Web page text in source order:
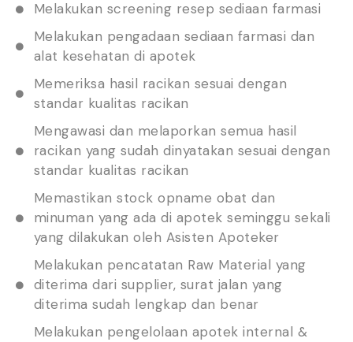
Melakukan screening resep sediaan farmasi
Melakukan pengadaan sediaan farmasi dan
alat kesehatan di apotek
Memeriksa hasil racikan sesuai dengan
standar kualitas racikan
Mengawasi dan melaporkan semua hasil
racikan yang sudah dinyatakan sesuai dengan
standar kualitas racikan
Memastikan stock opname obat dan
minuman yang ada di apotek seminggu sekali
yang dilakukan oleh Asisten Apoteker
Melakukan pencatatan Raw Material yang
diterima dari supplier, surat jalan yang
diterima sudah lengkap dan benar
Melakukan pengelolaan apotek internal &